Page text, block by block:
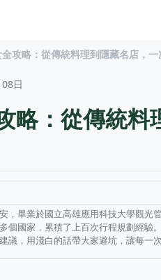
攻略：從傳統料理到隱藏名店，
日
略：從傳統
，畢業於國立高雄應用科技大學觀光
個國家，累積了上百次行程規劃經驗
議，用淺白的話帶大家避坑，讓每一